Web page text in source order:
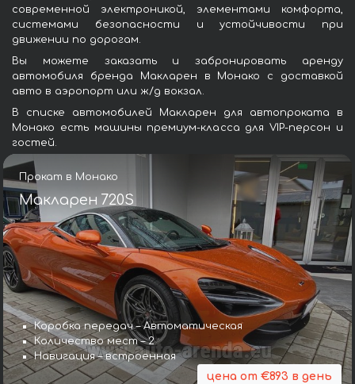
современной электроникой, элементами комфорта,
системами безопасности и устойчивости при
движении по дорогам.
Вы можете заказать и забронировать аренду
автомобиля бренда Макларен в Монако с доставкой
авто в аэропорт или ж/д вокзал.
В списке автомобилей Макларен для автопроката в
Монако есть машины премиум-класса для VIP-персон и
гостей.
Прокат в Монако
Макларен 720S
Коробка передач – Автоматическая
Количество мест – 2
Навигация – встроенная
цена от €893 в день